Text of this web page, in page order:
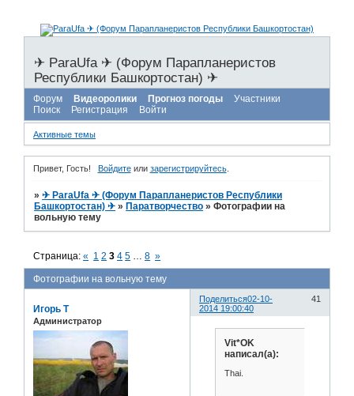
✈ ParaUfa ✈ (Форум Парапланеристов
Республики Башкортостан) ✈
Форум Видеоролики Прогноз погоды
Участники
Поиск
Регистрация Войти
Активные темы
Привет, Гость! Войдитеили зарегистрируйтесь.
»✈ ParaUfa ✈ (Форум Парапланеристов Республики
Башкортостан) ✈ » Паратворчество »Фотографии на
вольную тему
Фотографии на вольную тему
Страница:« 1 2 3 4 5 8 »
Поделиться 41
02-10-
2014 19:00:40
Игорь Т
Администратор
Vit*OK
написал(а):
Thai.